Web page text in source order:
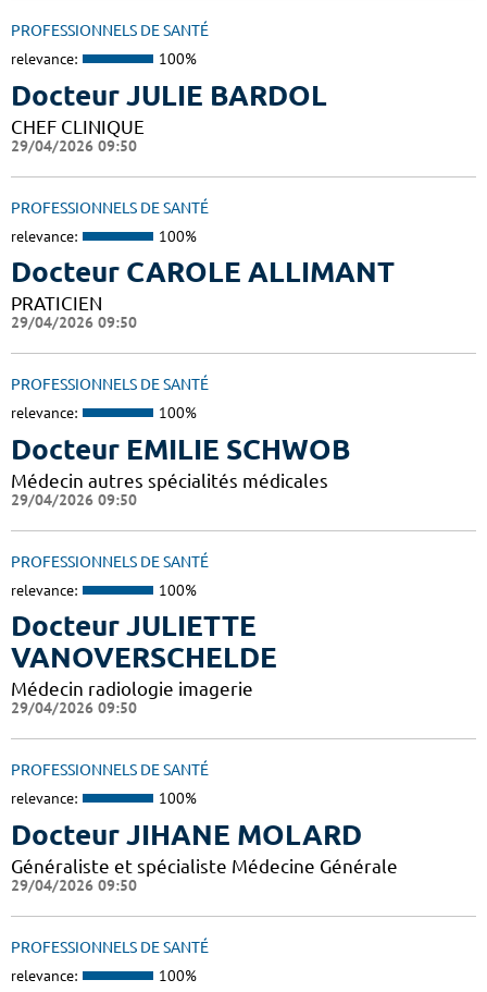
PROFESSIONNELS DE SANTÉ
relevance: 100%
Docteur JULIE BARDOL
CHEF CLINIQUE
29/04/2026 09:50
PROFESSIONNELS DE SANTÉ
relevance: 100%
Docteur CAROLE ALLIMANT
PRATICIEN
29/04/2026 09:50
PROFESSIONNELS DE SANTÉ
relevance: 100%
Docteur EMILIE SCHWOB
Médecin autres spécialités médicales
29/04/2026 09:50
PROFESSIONNELS DE SANTÉ
relevance: 100%
Docteur JULIETTE
VANOVERSCHELDE
Médecin radiologie imagerie
29/04/2026 09:50
PROFESSIONNELS DE SANTÉ
relevance: 100%
Docteur JIHANE MOLARD
Généraliste et spécialiste Médecine Générale
29/04/2026 09:50
PROFESSIONNELS DE SANTÉ
relevance: 100%